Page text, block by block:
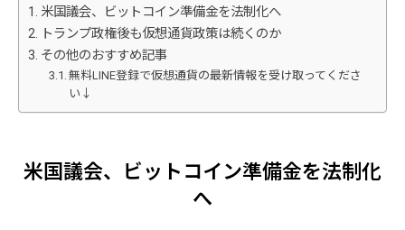
米国議会、ビットコイン準備金を法制化へ
トランプ政権後も仮想通貨政策は続くのか
その他のおすすめ記事
無料LINE登録で仮想通貨の最新情報を受け取ってくださ
い↓
米国議会、ビットコイン準備金を法制化
へ